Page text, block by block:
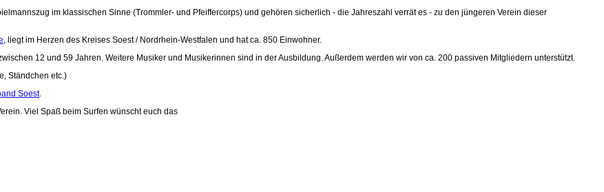
im klassischen Sinne (Trommler- und Pfeiffercorps) und gehören sicherlich - die Jahreszahl verrät es - zu den jüngeren Verein dieser
, liegt im Herzen des Kreises Soest / Nordrhein-Westfalen und hat ca. 850 Einwohner.
12 und 59 Jahren. Weitere Musiker und Musikerinnen sind in der Ausbildung. Außerdem werden wir von ca. 200 passiven Mitgliedern unterstützt.
Ständchen etc.)
Soest.
Viel Spaß beim Surfen wünscht euch das